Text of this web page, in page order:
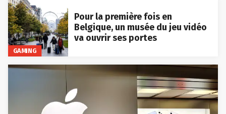
GAMING
Pour la première fois en
Belgique, un musée du jeu vidéo
va ouvrir ses portes